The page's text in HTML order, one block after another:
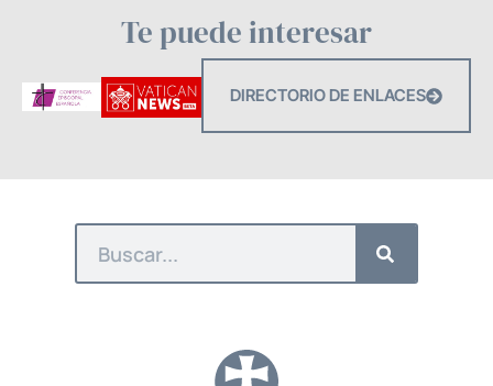
Te puede interesar
DIRECTORIO DE ENLACES